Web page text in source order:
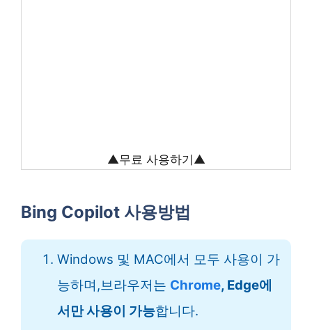
▲무료 사용하기▲
Bing Copilot 사용방법
Windows 및 MAC에서 모두 사용이 가
능하며,브라우저는 Chrome, Edge에
서만 사용이 가능합니다.